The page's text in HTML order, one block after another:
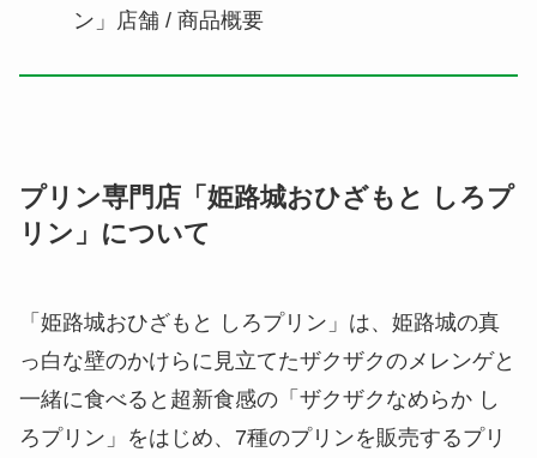
ン」店舗 / 商品概要
プリン専門店「姫路城おひざもと しろプ
リン」について
「姫路城おひざもと しろプリン」は、姫路城の真
っ白な壁のかけらに見立てたザクザクのメレンゲと
一緒に食べると超新食感の「ザクザクなめらか し
ろプリン」をはじめ、7種のプリンを販売するプリ